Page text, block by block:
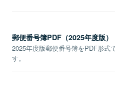
郵便番号簿PDF（2025年度版）
2025年度版郵便番号簿をPDF形式
す。